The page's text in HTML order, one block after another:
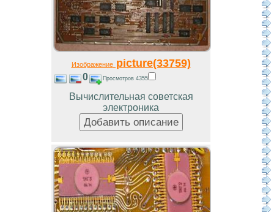
Изображениеpicture(33759)
0 Просмотров 4355
Вычислительная советская
электроника